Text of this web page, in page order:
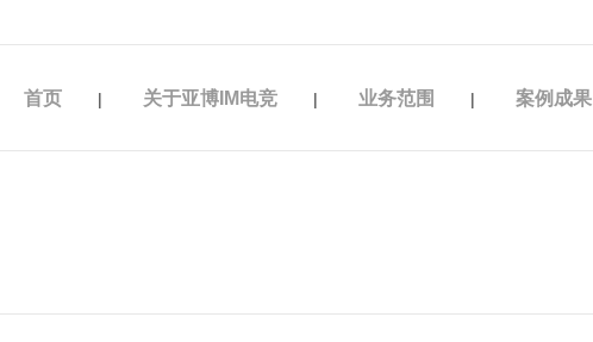
子竞技平台
首页 | 关于亚博IM电竞 | 业务范围 | 案例成果